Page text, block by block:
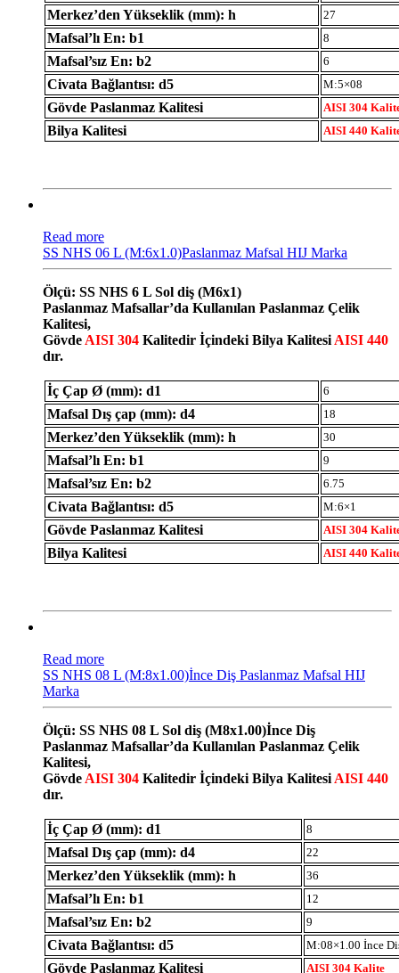
Merkez’den Yükseklik (mm): h 27
Mafsal’lı En: b1 8
Mafsal’sız En: b2 6
Civata Bağlantısı: d5 M:5×08
Gövde Paslanmaz Kalitesi AISI 304
Bilya Kalitesi AISI 440
Read more
SS NHS 06 L (M:6x1.0)Paslanmaz Mafsal HIJ Marka
Ölçü: SS NHS 6 L Sol diş (M6x1)
Paslanmaz Mafsallar’da Kullanılan Paslanmaz Çelik
Kalitesi,
Gövde AISI 304 Kalitedir İçindeki Bilya Kalitesi AISI 440
dır.
İç Çap Ø (mm): d1 6
Mafsal Dış çap (mm): d4 18
Merkez’den Yükseklik (mm): h 30
Mafsal’lı En: b1 9
Mafsal’sız En: b2 6.75
Civata Bağlantısı: d5 M:6×1
Gövde Paslanmaz Kalitesi AISI 304
Bilya Kalitesi AISI 440
Read more
SS NHS 08 L (M:8x1.00)İnce Diş Paslanmaz Mafsal HIJ
Marka
Ölçü: SS NHS 08 L Sol diş (M8x1.00)İnce Diş
Paslanmaz Mafsallar’da Kullanılan Paslanmaz Çelik
Kalitesi,
Gövde AISI 304 Kalitedir İçindeki Bilya Kalitesi AISI 440
dır.
İç Çap Ø (mm): d1 8
Mafsal Dış çap (mm): d4 22
Merkez’den Yükseklik (mm): h 36
Mafsal’lı En: b1 12
Mafsal’sız En: b2 9
Civata Bağlantısı: d5 M:08×1.00 İnce
Gövde Paslanmaz Kalitesi AISI 304 Kalite